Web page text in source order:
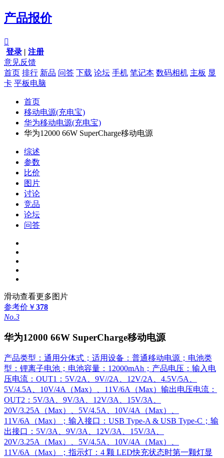
产品报价

登录 | 注册
意见反馈
首页 排行 新品 问答 下载 论坛 手机 笔记本 数码相机 主板 显
卡 平板电脑
首页
移动电源(充电宝)
华为移动电源(充电宝)
华为12000 66W SuperCharge移动电源
综述
参数
比价
图片
讨论
竞品
论坛
问答
滑动查看更多图片
参考价 ￥378
No.3
华为12000 66W SuperCharge移动电源
产品类型：通用分体式；适用设备：普通移动电源；电池类
型：锂离子电池；电池容量：12000mAh；产品电压：输入电
压电流：OUT1：5V/2A、9V//2A、12V/2A、4.5V/5A、
5V/4.5A、10V/4A（Max）、11V/6A（Max）输出电压电流：
OUT2：5V/3A、9V/3A、12V/3A、15V/3A、
20V/3.25A（Max）、5V/4.5A、10V/4A（Max）、
11V/6A（Max）；输入接口：USB Type-A & USB Type-C；输
出接口：5V/3A、9V/3A、12V/3A、15V/3A、
20V/3.25A（Max）、5V/4.5A、10V/4A（Max）、
11V/6A（Max）；指示灯：4 颗 LED快充状态时第一颗灯显